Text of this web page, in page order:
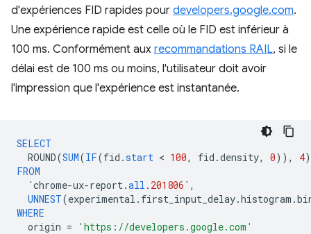
d'expériences FID rapides pour developers.google.com.
Une expérience rapide est celle où le FID est inférieur à
100 ms. Conformément aux recommandations RAIL, si le
délai est de 100 ms ou moins, l'utilisateur doit avoir
l'impression que l'expérience est instantanée.
SELECT
ROUND(SUM(IF(fid .start < 100, fid .density, 0)), 4)
FROM
`chrome-ux-report.all . 201806 ` ,
UNNEST(experimental . first_input_delay.histogram .
WHERE
origin = 'https://developers.google.com'